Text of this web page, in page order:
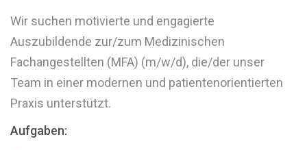
Wir suchen motivierte und engagierte
Auszubildende zur/zum Medizinischen
Fachangestellten (MFA) (m/w/d), die/der unser
Team in einer modernen und patientenorientierten
Praxis unterstützt.
Aufgaben: